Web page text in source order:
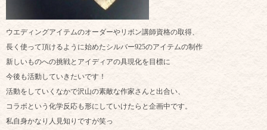
ウエディングアイテムのオーダーやリボン講師資格の取得、
長く使って頂けるように始めたシルバー925のアイテムの制作
新しいものへの挑戦とアイディアの具現化を目標に
今後も活動していきたいです！
活動をしていくなかで沢山の素敵な作家さんと出合い、
コラボという化学反応も形にしていけたらと企画中です。
私自身かなり人見知りですが笑っ